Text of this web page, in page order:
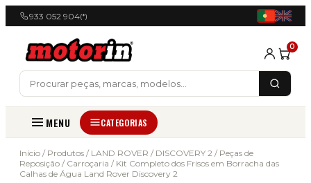
933 052 904(*)
0
MENU CATEGORIAS
Início / Produtos / LAND ROVER / DISCOVERY 2 / Peças de
Reposição / Carroçaria / Kit Completo dos Frisos em Borracha das
Calhas de Água Land Rover Discovery 2